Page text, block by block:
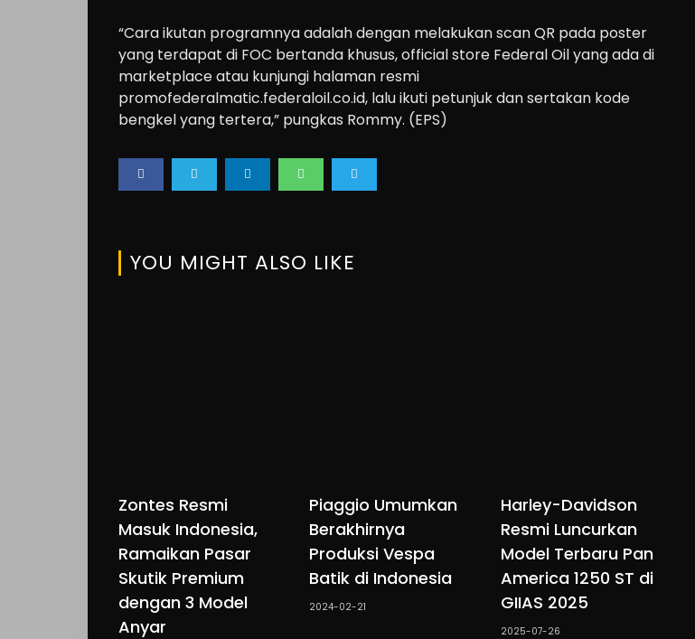
us
Search
“Cara ikutan programnya adalah dengan melakukan scan QR pada poster
yang terdapat di FOC bertanda khusus, official store Federal Oil yang ada di
marketplace atau kunjungi halaman resmi
promofederalmatic.federaloil.co.id, lalu ikuti petunjuk dan sertakan kode
bengkel yang tertera,” pungkas Rommy. (EPS)
YOU MIGHT ALSO LIKE
Zontes Resmi
Masuk Indonesia,
Ramaikan Pasar
Skutik Premium
dengan 3 Model
Anyar
Piaggio Umumkan
Berakhirnya
Produksi Vespa
Batik di Indonesia
2024-02-21
Harley-Davidson
Resmi Luncurkan
Model Terbaru Pan
America 1250 ST di
GIIAS 2025
2025-07-26